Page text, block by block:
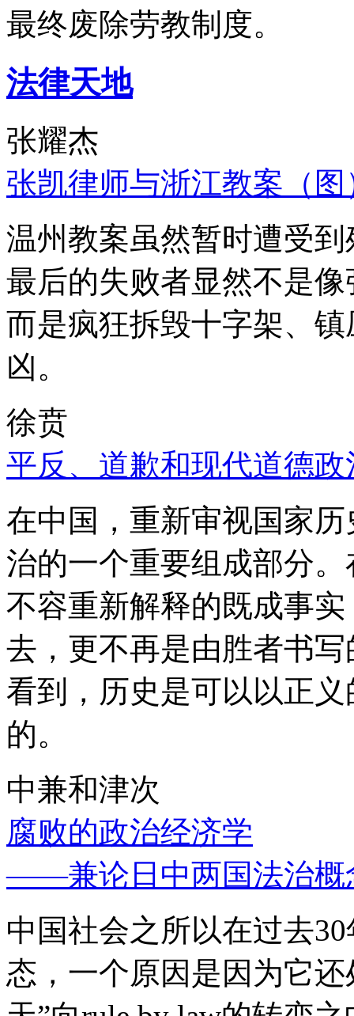
最终废除劳教制度。
法律天地
张耀杰
张凯律师与浙江教案（图
温州教案虽然暂时遭受
最后的失败者显然不是
而是疯狂拆毁十字架、
凶。
徐贲
平反、道歉和现代道德政
在中国，重新审视国家
治的一个重要组成部分
不容重新解释的既成事
去，更不再是由胜者书
看到，历史是可以以正
的。
中兼和津次
腐败的政治经济学
——兼论日中两国法治概
中国社会之所以在过去
态，一个原因是因为它